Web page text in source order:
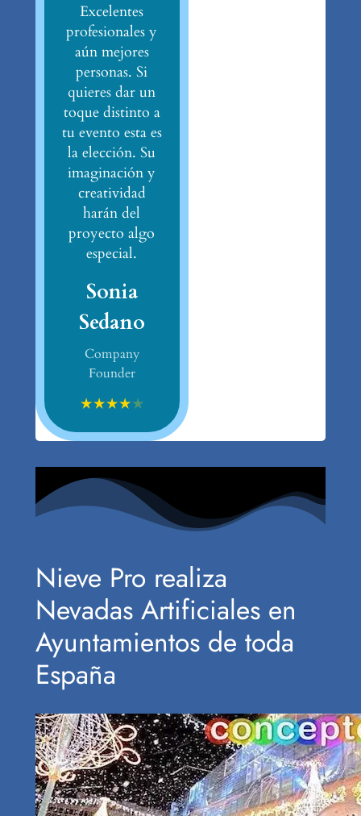
Excelentes
profesionales y
aún mejores
personas. Si
quieres dar un
toque distinto a
tu evento esta es
la elección. Su
imaginación y
creatividad
harán del
proyecto algo
especial.
Sonia
Sedano
Company
Founder
★★★★★
Nieve Pro realiza
Nevadas Artificiales en
Ayuntamientos de toda
España